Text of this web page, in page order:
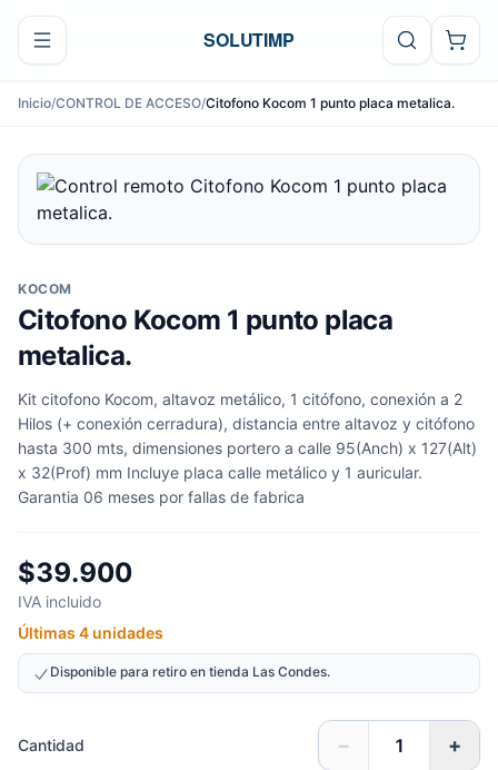
Ir al contenido
SOLUTIMP
Inicio/CONTROL DE ACCESO/Citofono Kocom 1 punto placa metalica.
KOCOM
Citofono Kocom 1 punto placa
metalica.
Kit citofono Kocom, altavoz metálico, 1 citófono, conexión a 2
Hilos (+ conexión cerradura), distancia entre altavoz y citófono
hasta 300 mts, dimensiones portero a calle 95(Anch) x 127(Alt)
x 32(Prof) mm Incluye placa calle metálico y 1 auricular.
Garantia 06 meses por fallas de fabrica
$39.900
IVA incluido
Últimas 4 unidades
Disponible para retiro en tienda Las Condes.
Cantidad − +